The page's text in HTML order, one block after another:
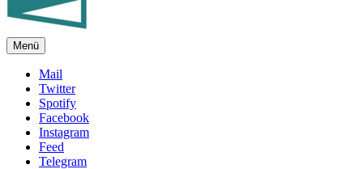
FEUILLETON IM INTERNET
Menü
Mail
Twitter
Spotify
Facebook
Instagram
Feed
Telegram